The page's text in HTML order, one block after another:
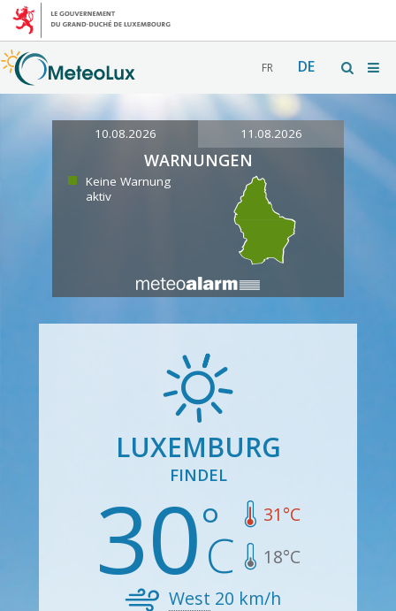
FR DE
10.08.2026 11.08.2026
WARNUNGEN
Keine Warnung
aktiv
LUXEMBURG
FINDEL
30 31°C
18°C
West 20 km/h